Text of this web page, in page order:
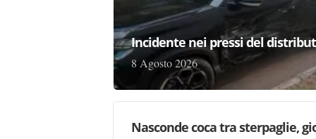
Incidente nei pressi del
8 Agosto 2026
Nasconde coca tra sterpaglie,